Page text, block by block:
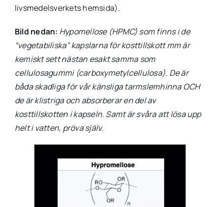
livsmedelsverkets hemsida).
Bild nedan: Hypomellose (HPMC) som finns i de
“vegetabiliska” kapslarna för kosttillskott mm är
kemiskt sett nästan esakt samma som
cellulosagummi (carboxymetylcellulosa). De är
båda skadliga för vår känsliga tarmslemhinna OCH
de är klistriga och absorberar en del av
kosttillskotten i kapseln. Samt är svåra att lösa upp
helt i vatten, pröva själv.